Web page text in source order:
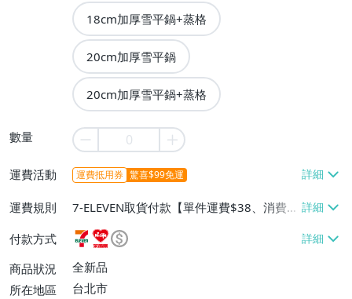
18cm加厚雪平鍋+蒸格
20cm加厚雪平鍋
20cm加厚雪平鍋+蒸格
數量
運費活動 運費抵用券 驚喜$99免運
運費規則
7-ELEVEN取貨付款【單件運費$38、消費滿
$990免運費】、萊爾富取貨付款【單件運
費$60、消費滿$990免運費】、宅配/貨運
【單件運費$80、消費滿$990免運費】
付款方式
商品狀況
全新品
所在地區
台北市